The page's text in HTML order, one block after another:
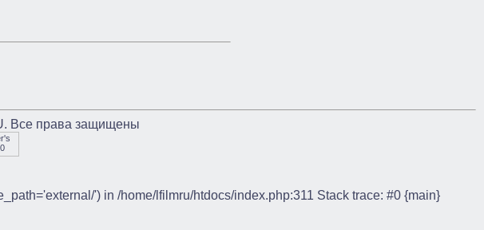
Все права защищены
') in /home/lfilmru/htdocs/index.php:311 Stack trace: #0 {main}